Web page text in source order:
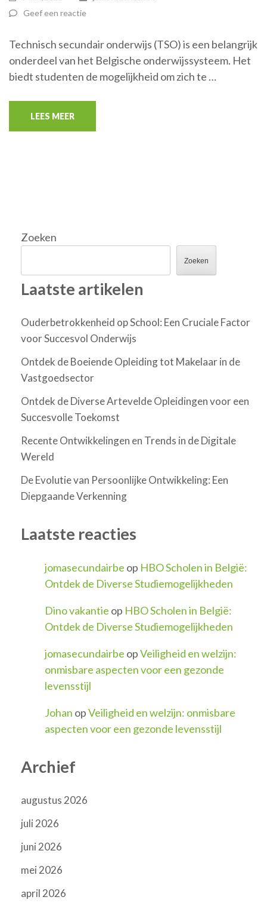
Geef een reactie
Technisch secundair onderwijs (TSO) is een belangrijk
onderdeel van het Belgische onderwijssysteem. Het
biedt studenten de mogelijkheid om zich te …
LEES MEER
Zoeken
Zoeken
Laatste artikelen
Ouderbetrokkenheid op School: Een Cruciale Factor
voor Succesvol Onderwijs
Ontdek de Boeiende Opleiding tot Makelaar in de
Vastgoedsector
Ontdek de Diverse Artevelde Opleidingen voor een
Succesvolle Toekomst
Recente Ontwikkelingen en Trends in de Digitale
Wereld
De Evolutie van Persoonlijke Ontwikkeling: Een
Diepgaande Verkenning
Laatste reacties
jomasecundairbe op HBO Scholen in België:
Ontdek de Diverse Studiemogelijkheden
Dino vakantie op HBO Scholen in België:
Ontdek de Diverse Studiemogelijkheden
jomasecundairbe opVeiligheid en welzijn:
onmisbare aspecten voor een gezonde
levensstijl
Johan opVeiligheid en welzijn: onmisbare
aspecten voor een gezonde levensstijl
Archief
augustus 2026
juli 2026
juni 2026
mei 2026
april 2026